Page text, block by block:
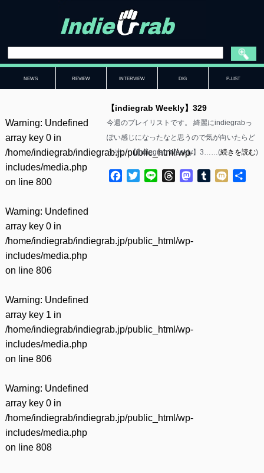
NEWS REVIEW INTERVIEW DIG P-LIST
Warning: Undefined
array key 0 in
/home/indiegrab/indiegrab.jp/public_html/wp-
includes/media.php
on line 800
Warning: Undefined
array key 0 in
/home/indiegrab/indiegrab.jp/public_html/wp-
includes/media.php
on line 806
Warning: Undefined
array key 1 in
/home/indiegrab/indiegrab.jp/public_html/wp-
includes/media.php
on line 806
Warning: Undefined
array key 0 in
/home/indiegrab/indiegrab.jp/public_html/wp-
includes/media.php
on line 808
【indiegrab Weekly】329
今週のプレイリストです。 綺麗にindiegrabっ
ぽい感じになったなと思うので気が向いたらど
うぞ。 【indiegrab Weekly】3……(続きを読む)
Facebook
TwitterLine ThreadsMastodon
Tumblr
Mixi